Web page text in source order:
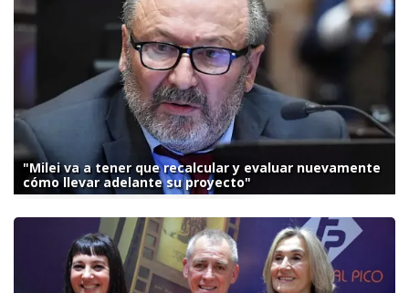
"Milei va a tener que recalcular y evaluar nuevamente
cómo llevar adelante su proyecto"